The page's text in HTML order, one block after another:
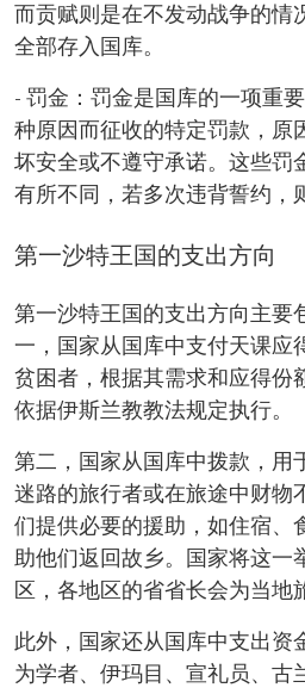
而贡赋则是在不发动战争的情
全部存入国库。
- 罚金：罚金是国库的一项重
种原因而征收的特定罚款，原
坏安全或不遵守承诺。这些罚
有所不同，若多次违背誓约，
第一沙特王国的支出方向
第一沙特王国的支出方向主要
一，国家从国库中支付天课应
贫困者，根据其需求和应得份
依据伊斯兰教教法规定执行。
第二，国家从国库中拨款，用
迷路的旅行者或在旅途中财物
们提供必要的援助，如住宿、
助他们返回故乡。国家将这一
区，各地区的省省长会为当地
此外，国家还从国库中支出资
为学者、伊玛目、宣礼员、古